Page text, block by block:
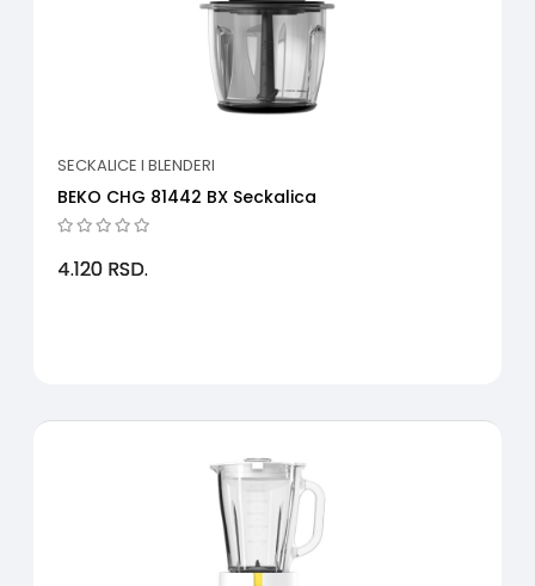
SECKALICE I BLENDERI
BEKO CHG 81442 BX Seckalica
4.120 RSD.